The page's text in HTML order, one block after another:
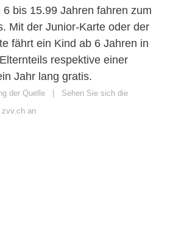
bis 15.99 Jahren fahren zum
Mit der Junior-Karte oder der
fährt ein Kind ab 6 Jahren in
respektive einer
Jahr lang gratis.
der Quelle
Sehen Sie sich die
zvv.ch an